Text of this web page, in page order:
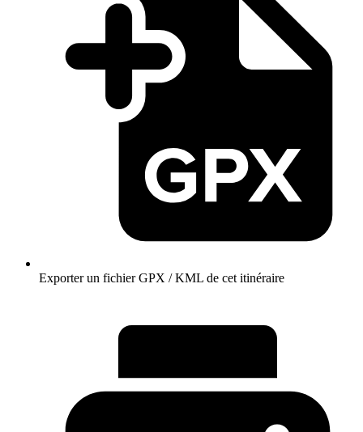
Exporter un fichier GPX / KML de cet itinéraire